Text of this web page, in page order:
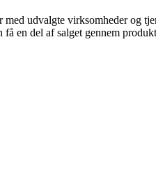
udvalgte virksomheder og
en del af salget gennem